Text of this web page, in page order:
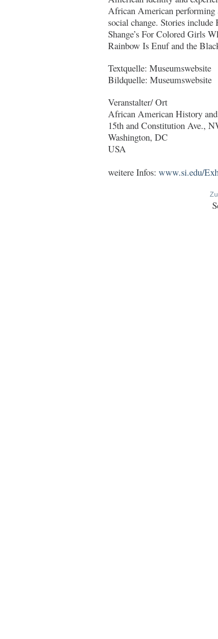
African American performing
social change. Stories
Shange’s For Colored Girls
Rainbow Is Enuf and the
Textquelle: Museumswebsite
Bildquelle: Museumswebsite
Veranstalter/ Ort
African American History
15th and Constitution Ave.,
Washington, DC
USA
weitere Infos:www.si.edu/